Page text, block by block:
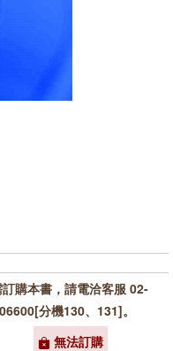
購本書，請電洽客服 02-
分機130、131]。
無法訂購